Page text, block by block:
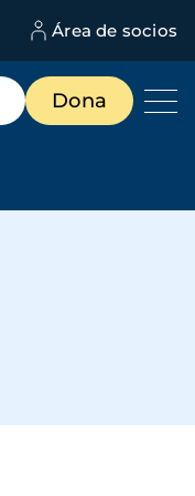
Área de socios
Dona